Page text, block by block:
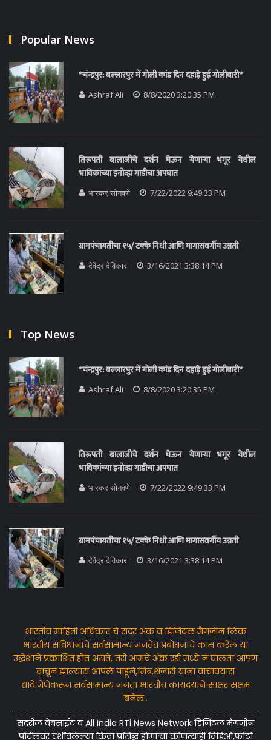
Popular News
*चंन्द्रपुर: बल्लारपुर में गोली कांड दिन दहाड़े हुई गोलीबारी*
Ashraf Ali 8/8/2020 3:20:35 PM
तिरूपती बालाजीचे दर्शन घेऊन येणाऱ्या भगूर येथील
भाविकांच्या इनोव्हा गाडीचा अपघात
भास्कर सोनवणे 7/22/2022 9:49:33 PM
ग्रामपंचायतीचा १५/ टक्के निधी आणि मागासवर्गीय उन्नती
देवेंद्र देविकार 3/16/2021 3:38:14 PM
Top News
*चंन्द्रपुर: बल्लारपुर में गोली कांड दिन दहाड़े हुई गोलीबारी*
Ashraf Ali 8/8/2020 3:20:35 PM
तिरूपती बालाजीचे दर्शन घेऊन येणाऱ्या भगूर येथील
भाविकांच्या इनोव्हा गाडीचा अपघात
भास्कर सोनवणे 7/22/2022 9:49:33 PM
ग्रामपंचायतीचा १५/ टक्के निधी आणि मागासवर्गीय उन्नती
देवेंद्र देविकार 3/16/2021 3:38:14 PM
भारतीय माहिती अधिकार चे सदर अंक व डिजिटल मैगजीन लिंक
भारतीय संविधानाचे सर्वसामान्य जनतेत प्रबोधनाचे काम करेल या
उद्धेशाने प्रकाशित होत असते, तरी आमचे अंक रद्दी मध्ये न घालता आपण
वाचून झाल्यास आपले पाहूने,मित्र,शेजारी यांना वाचावयास
द्यावे.जेणेकरून सर्वसामान्य जनता भारतीय कायदयाने साक्षर सक्षम
बनेल..
सदरील वेबसाईट व All India RTi News Network डिजिटल मैगजीन
पोर्टलवर दर्शविलेल्या किंवा प्रसिद्ध होणाऱ्या कोणत्याही विडिओ,फ़ोटो